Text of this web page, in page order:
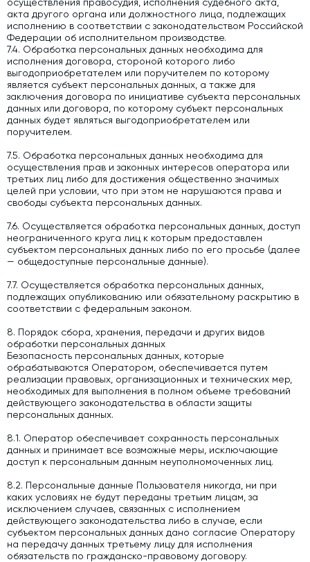
акта другого органа или должностного лица, подлежащих
исполнению в соответствии с законодательством Российской
Федерации об исполнительном производстве.
7.4. Обработка персональных данных необходима для
исполнения договора, стороной которого либо
выгодоприобретателем или поручителем по которому
является субъект персональных данных, а также для
заключения договора по инициативе субъекта персональных
данных или договора, по которому субъект персональных
данных будет являться выгодоприобретателем или
поручителем.
7.5. Обработка персональных данных необходима для
осуществления прав и законных интересов оператора или
третьих лиц либо для достижения общественно значимых
целей при условии, что при этом не нарушаются права и
свободы субъекта персональных данных.
7.6. Осуществляется обработка персональных данных, доступ
неограниченного круга лиц к которым предоставлен
субъектом персональных данных либо по его просьбе (далее
— общедоступные персональные данные).
7.7. Осуществляется обработка персональных данных,
подлежащих опубликованию или обязательному раскрытию в
соответствии с федеральным законом.
8. Порядок сбора, хранения, передачи и других видов
обработки персональных данных
Безопасность персональных данных, которые
обрабатываются Оператором, обеспечивается путем
реализации правовых, организационных и технических мер,
необходимых для выполнения в полном объеме требований
действующего законодательства в области защиты
персональных данных.
8.1. Оператор обеспечивает сохранность персональных
данных и принимает все возможные меры, исключающие
доступ к персональным данным неуполномоченных лиц.
8.2. Персональные данные Пользователя никогда, ни при
каких условиях не будут переданы третьим лицам, за
исключением случаев, связанных с исполнением
действующего законодательства либо в случае, если
субъектом персональных данных дано согласие Оператору
на передачу данных третьему лицу для исполнения
обязательств по гражданско-правовому договору.